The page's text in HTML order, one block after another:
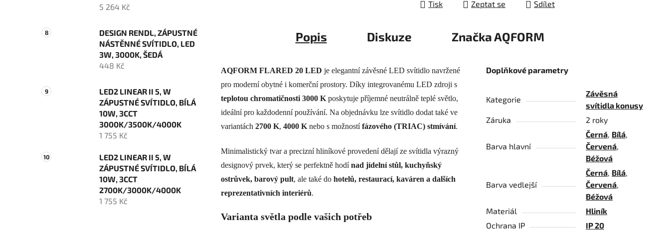
5 264 Kč
DESIGN RENDL, ZÁPUSTNÉ
NÁSTĚNNÉ SVÍTIDLO, LED
3W, 3000K, ŠEDÁ
448 Kč
LED2 LINEAR II 5, W
ZÁPUSTNÉ SVÍTIDLO, BÍLÁ
10W, 3CCT
3000K/3500K/4000K
1 755 Kč
LED2 LINEAR II 5, W
ZÁPUSTNÉ SVÍTIDLO, BÍLÁ
10W, 3CCT
2700K/3000K/4000K
1 755 Kč
Tisk Zeptat se Sdílet
Popis Diskuze ZnačkaAQFORM
AQFORM FLARED 20 LED je elegantní závěsné LED svítidlo navržené
pro moderní obytné i komerční prostory. Díky integrovanému LED zdroji s
teplotou chromatičnosti 3000 K poskytuje příjemné neutrálně teplé světlo,
ideální pro každodenní používání. Na objednávku lze svítidlo dodat také ve
variantách 2700 K, 4000 K nebo s možnostífázového (TRIAC) stmívání.
Minimalistický tvar a precizní hliníkové provedení dělají ze svítidla výrazný
designový prvek, který se perfektně hodínad jídelní stůl, kuchyňský
ostrůvek, barový pult, ale také do hotelů, restaurací, kaváren a dalších
reprezentativních interiérů.
Varianta světla podle vašich potřeb
Doplňkové parametry
Kategorie
Závěsná
svítidla konusy
Záruka
2 roky
Barva hlavní
Černá, Bílá,
Červená,
Béžová
Barva vedlejší
Černá, Bílá,
Červená,
Béžová
Materiál
Hliník
Ochrana IP
IP 20